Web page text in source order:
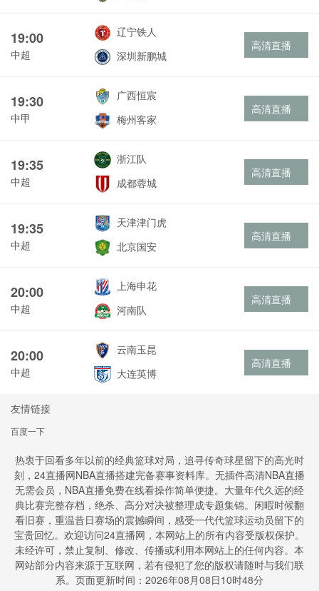
19:00
中超
辽宁铁人
深圳新鹏城
高清直播
19:30
中甲
广西恒宸
梅州客家
高清直播
19:35
中超
浙江队
成都蓉城
高清直播
19:35
中超
天津津门虎
北京国安
高清直播
20:00
中超
上海申花
河南队
高清直播
20:00
中超
云南玉昆
大连英博
高清直播
友情链接
百度一下
热衷于回看多年以前的经典篮球对局，追寻传奇球星留下的高光时
刻，24直播网NBA直播搭建完备赛事资料库。无插件高清NBA直播
无需会员，NBA直播免费在线看操作简单便捷。大量年代久远的经
典比赛完整存档，绝杀、高分对决被整理成专题集锦。闲暇时候翻
看旧赛，重温昔日赛场的震撼瞬间，感受一代代篮球运动员留下的
宝贵回忆。欢迎访问24直播网，本网站上的所有内容受版权保护。
未经许可，禁止复制、修改、传播或利用本网站上的任何内容。本
网站部分内容来源于互联网，若有侵犯了您的版权请随时与我们联
系。页面更新时间：2026年08月08日10时48分